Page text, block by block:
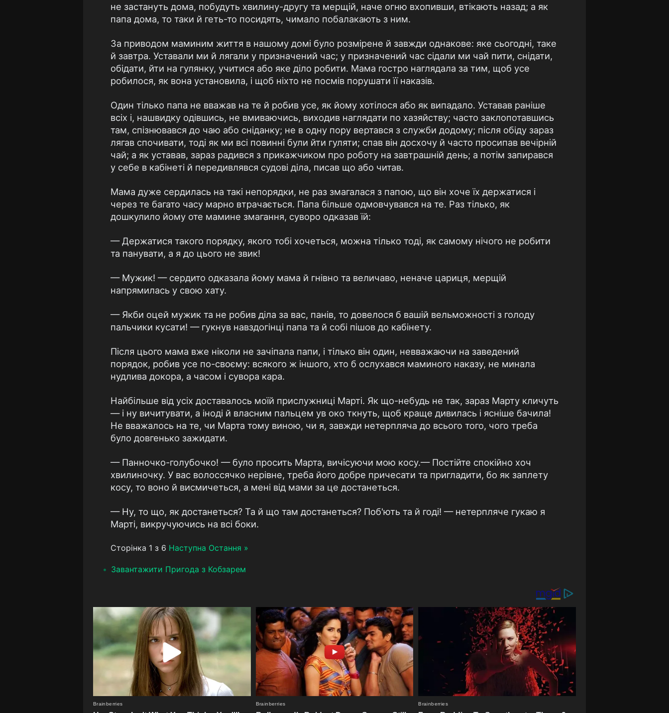
не застануть дома, побудуть хвилину-другу та мерщій, наче огню вхопивши, втікають назад; а як
папа дома, то таки й геть-то посидять, чимало побалакають з ним.
За приводом маминим життя в нашому домі було розмірене й завжди однакове: яке сьогодні, таке
й завтра. Уставали ми й лягали у призначений час; у призначений час сідали ми чай пити, снідати,
обідати, йти на гулянку, учитися або яке діло робити. Мама гостро наглядала за тим, щоб усе
робилося, як вона установила, і щоб ніхто не посмів порушати її наказів.
Один тілько папа не вважав на те й робив усе, як йому хотілося або як випадало. Уставав раніше
всіх і, нашвидку одівшись, не вмиваючись, виходив наглядати по хазяйству; часто заклопотавшись
там, спізнювався до чаю або сніданку; не в одну пору вертався з служби додому; після обіду зараз
лягав спочивати, тоді як ми всі повинні були йти гуляти; спав він досхочу й часто просипав вечірній
чай; а як уставав, зараз радився з прикажчиком про роботу на завтрашній день; а потім запирався
у себе в кабінеті й передивлявся судові діла, писав що або читав.
Мама дуже сердилась на такі непорядки, не раз змагалася з папою, що він хоче їх держатися і
через те багато часу марно втрачається. Папа більше одмовчувався на те. Раз тілько, як
дошкулило йому оте мамине змагання, суворо одказав їй:
— Держатися такого порядку, якого тобі хочеться, можна тілько тоді, як самому нічого не робити
та панувати, а я до цього не звик!
— Мужик! — сердито одказала йому мама й гнівно та величаво, неначе цариця, мерщій
напрямилась у свою хату.
— Якби оцей мужик та не робив діла за вас, панів, то довелося б вашій вельможності з голоду
пальчики кусати! — гукнув навздогінці папа та й собі пішов до кабінету.
Після цього мама вже ніколи не зачіпала папи, і тілько він один, невважаючи на заведений
порядок, робив усе по-своєму: всякого ж іншого, хто б ослухався маминого наказу, не минала
нудлива докора, а часом і сувора кара.
Найбільше від усіх доставалось моїй прислужниці Марті. Як що-небудь не так, зараз Марту кличуть
— і ну вичитувати, а іноді й власним пальцем ув око ткнуть, щоб краще дивилась і ясніше бачила!
Не вважалось на те, чи Марта тому виною, чи я, завжди нетерпляча до всього того, чого треба
було довгенько зажидати.
— Панночко-голубочко! — було просить Марта, вичісуючи мою косу.— Постійте спокійно хоч
хвилиночку. У вас волоссячко нерівне, треба його добре причесати та пригладити, бо як заплету
косу, то воно й висмичеться, а мені від мами за це достанеться.
— Ну, то що, як достанеться? Та й що там достанеться? Поб'ють та й годі! — нетерпляче гукаю я
Марті, викручуючись на всі боки.
Сторінка 1 з 6 Наступна Остання »
Завантажити Пригода з Кобзарем